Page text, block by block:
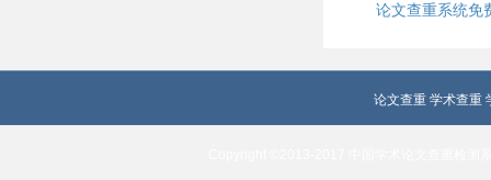
论文查重系统免
论文查重 学术查重